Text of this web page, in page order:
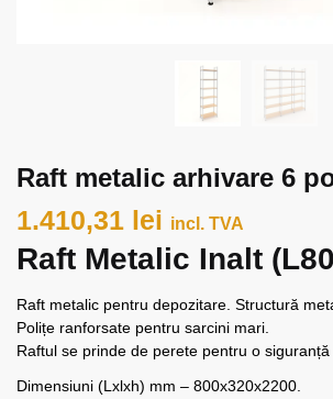
Raft metalic arhivare 6
1.410,31 lei incl. TVA
Raft Metalic Inalt
Raft metalic pentru depozitare. Structură
Polițe ranforsate pentru sarcini mari.
Raftul se prinde de perete pentru o siguranță
Dimensiuni (Lxlxh) mm – 800x320x2200.